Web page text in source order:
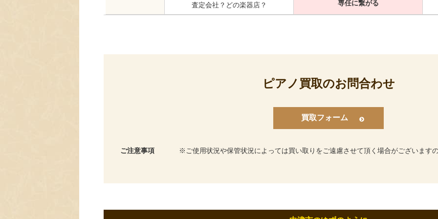
査定会社？どの楽器店？ 専任に繋がる
ピアノ買取のお問合わせ
買取フォーム
ご注意事項 ご使用状況や保管状況によっては買い取りをご遠慮させて頂く場合がございます